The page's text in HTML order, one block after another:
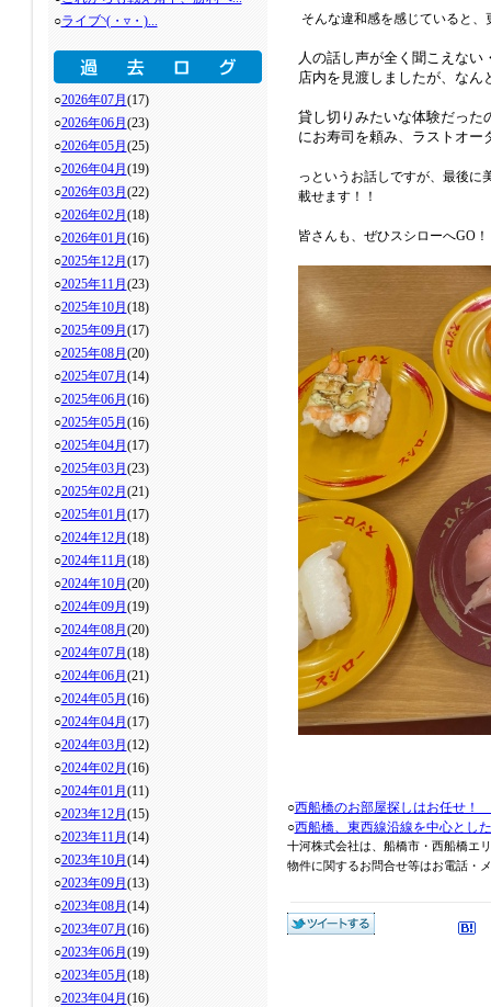
○ライブ◝(・▿・)...
○2026年07月 (17)
○2026年06月 (23)
○2026年05月 (25)
○2026年04月 (19)
○2026年03月 (22)
○2026年02月 (18)
○2026年01月 (16)
○2025年12月 (17)
○2025年11月 (23)
○2025年10月 (18)
○2025年09月 (17)
○2025年08月 (20)
○2025年07月 (14)
○2025年06月 (16)
○2025年05月 (16)
○2025年04月 (17)
○2025年03月 (23)
○2025年02月 (21)
○2025年01月 (17)
○2024年12月 (18)
○2024年11月 (18)
○2024年10月 (20)
○2024年09月 (19)
○2024年08月 (20)
○2024年07月 (18)
○2024年06月 (21)
○2024年05月 (16)
○2024年04月 (17)
○2024年03月 (12)
○2024年02月 (16)
○2024年01月 (11)
○2023年12月 (15)
○2023年11月 (14)
○2023年10月 (14)
○2023年09月 (13)
○2023年08月 (14)
○2023年07月 (16)
○2023年06月 (19)
○2023年05月 (18)
○2023年04月 (16)
そんな違和感を感じていると
人の話し声が全く聞こえな
店内を見渡しましたが、なん
貸し切りみたいな体験だった
にお寿司 を頼み、ラストオー
っというお話しですが、最後に
載せます！！
皆さんも、ぜひスシローへGO
○西船橋のお部屋探しはお任せ！
○西船橋、東西線沿線を中心とし
十河株式会社は、船橋市・西船橋エ
物件に関するお問合せ等はお電話・